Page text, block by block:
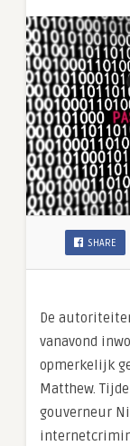
SHARE
De
vanavond
opmerkelijk
Matthew.
gouverneur